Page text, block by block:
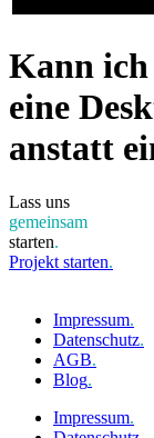
Kann
eine
anstatt
Lass uns
gemeinsam
starten.
Projekt starten.
Impressum.
Datenschutz.
AGB.
Blog.
Impressum.